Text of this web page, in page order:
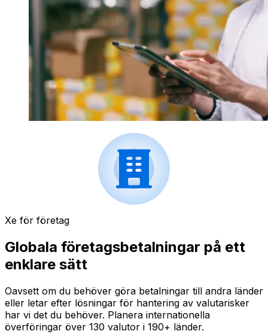
Xe för företag
Globala företagsbetalningar på ett
enklare sätt
Oavsett om du behöver göra betalningar till andra länder
eller letar efter lösningar för hantering av valutarisker
har vi det du behöver. Planera internationella
överföringar över 130 valutor i 190+ länder.